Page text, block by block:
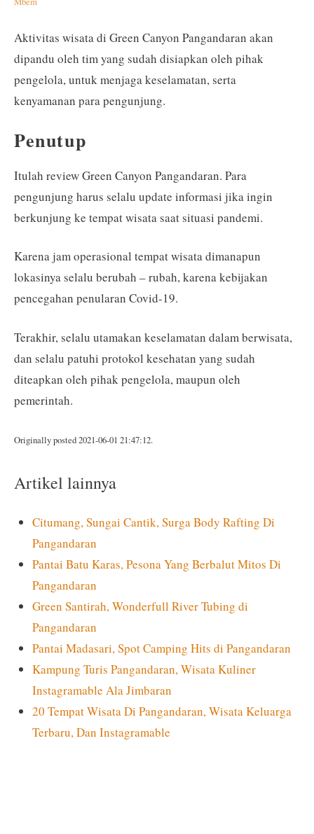
Aktivitas wisata di Green Canyon Pangandaran akan
dipandu oleh tim yang sudah disiapkan oleh pihak
pengelola, untuk menjaga keselamatan, serta
kenyamanan para pengunjung.
Penutup
Itulah review Green Canyon Pangandaran. Para
pengunjung harus selalu update informasi jika ingin
berkunjung ke tempat wisata saat situasi pandemi.
Karena jam operasional tempat wisata dimanapun
lokasinya selalu berubah – rubah, karena kebijakan
pencegahan penularan Covid-19.
Terakhir, selalu utamakan keselamatan dalam berwisata,
dan selalu patuhi protokol kesehatan yang sudah
diteapkan oleh pihak pengelola, maupun oleh
pemerintah.
Originally posted 2021-06-01 21:47:12.
Artikel lainnya
Citumang, Sungai Cantik, Surga Body Rafting Di
Pangandaran
Pantai Batu Karas, Pesona Yang Berbalut Mitos Di
Pangandaran
Green Santirah, Wonderfull River Tubing di
Pangandaran
Pantai Madasari, Spot Camping Hits di Pangandaran
Kampung Turis Pangandaran, Wisata Kuliner
Instagramable Ala Jimbaran
20 Tempat Wisata Di Pangandaran, Wisata Keluarga
Terbaru, Dan Instagramable